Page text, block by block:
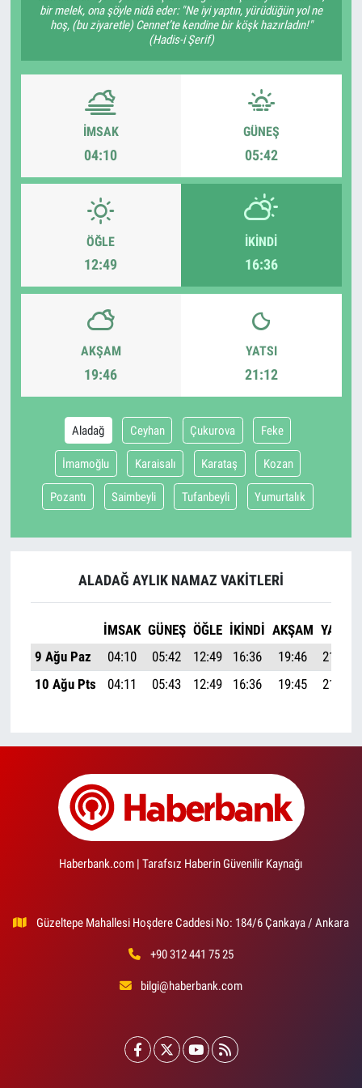
bir melek, ona şöyle nidâ eder: "Ne iyi yaptın, yürüdüğün yol ne
hoş, (bu ziyaretle) Cennet’te kendine bir köşk hazırladın!"
(Hadis-i Şerif)
İMSAK
04:10
GÜNEŞ
05:42
ÖĞLE
12:49
İKINDI
16:36
AKŞAM
19:46
YATSI
21:12
Aladağ Ceyhan Çukurova Feke
İmamoğlu Karaisalı Karataş Kozan
Pozantı Saimbeyli Tufanbeyli Yumurtalık
ALADAĞ AYLIK NAMAZ VAKITLERI
İMSAK GÜNEŞ ÖĞLE İKINDI AKŞAM YATSI
9 Ağu Paz
04:10 05:42 12:49 16:36 19:46
21:12
10 Ağu Pts
04:11 05:43 12:49 16:36 19:45 21:11
Haberbank.com | Tarafsız Haberin Güvenilir Kaynağı
Güzeltepe Mahallesi Hoşdere Caddesi No: 184/6 Çankaya / Ankara
+90 312 441 75 25
bilgi@haberbank.com